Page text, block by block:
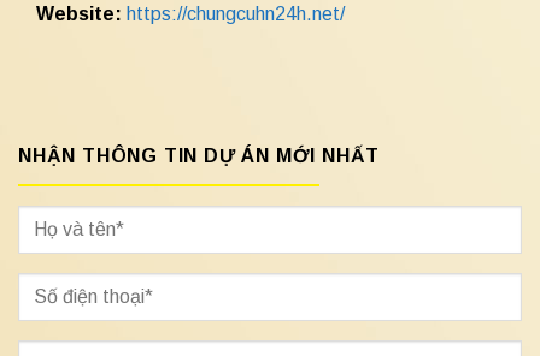
Website: https://chungcuhn24h.net/
NHẬN THÔNG TIN DỰ ÁN MỚI NHẤT